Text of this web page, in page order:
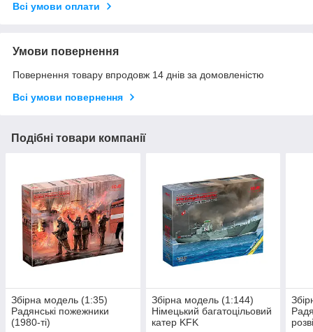
Всі умови оплати
Умови повернення
Повернення товару впродовж 14 днів за домовленістю
Всі умови повернення
Подібні товари компанії
Збірна модель (1:35)
Радянські пожежники
(1980-ті)
Збірна модель (1:144)
Німецький багатоцільовий
катер KFK